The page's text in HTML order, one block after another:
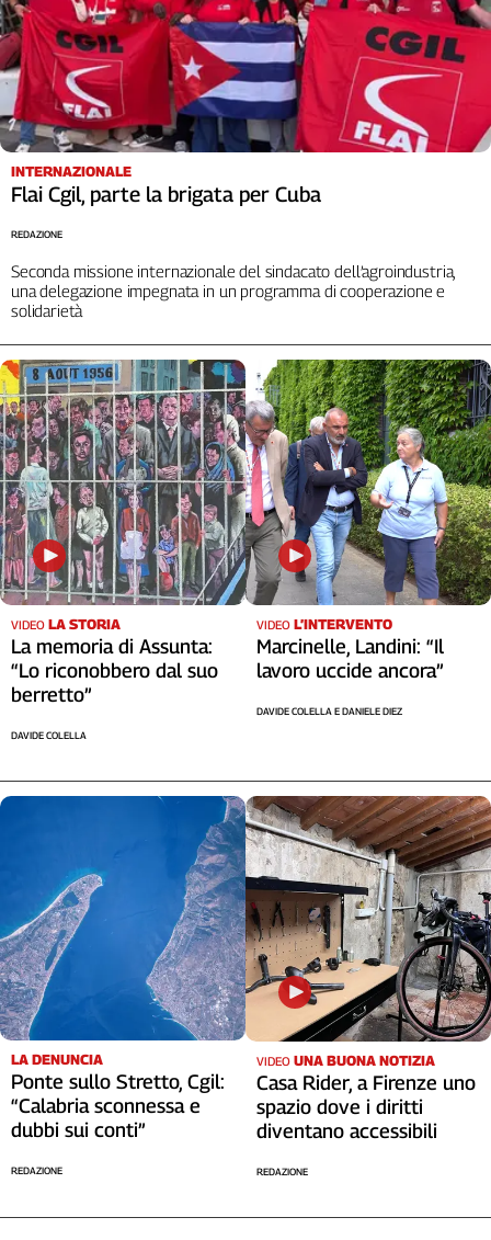
INTERNAZIONALE
Flai Cgil, parte la brigata per Cuba
Seconda missione internazionale del sindacato dell’agroindustria,
una delegazione impegnata in un programma di cooperazione e
solidarietà
REDAZIONE
VIDEO LA STORIA
La memoria di Assunta:
“Lo riconobbero dal suo
berretto”
DAVIDE COLELLA
VIDEO L’INTERVENTO
Marcinelle, Landini: “Il
lavoro uccide ancora”
DAVIDE COLELLA E DANIELE DIEZ
LA DENUNCIA
Ponte sullo Stretto, Cgil:
“Calabria sconnessa e
dubbi sui conti”
REDAZIONE
VIDEO UNA BUONA NOTIZIA
Casa Rider, a Firenze uno
spazio dove i diritti
diventano accessibili
REDAZIONE